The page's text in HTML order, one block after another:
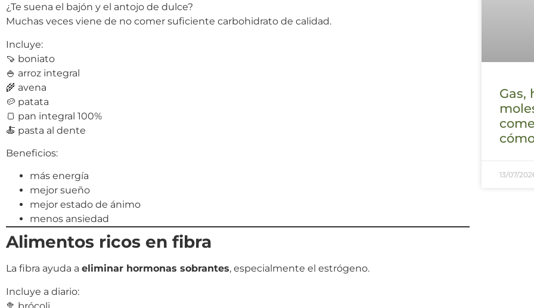
¿Te suena el bajón y el antojo de dulce?
Muchas veces viene de no comer suficiente carbohidrato de calidad.
Incluye:
🍠 boniato
🍚 arroz integral
🌾 avena
🥔 patata
🍞 pan integral 100%
🍝 pasta al dente
Beneficios:
más energía
mejor sueño
mejor estado de ánimo
menos ansiedad
Alimentos ricos en fibra
La fibra ayuda a eliminar hormonas sobrantes, especialmente el estrógeno.
Incluye a diario:
Gas,
13/07/